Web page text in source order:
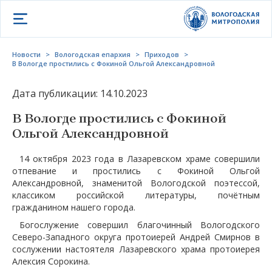
Открыть меню
Новости > Вологодская епархия > Приходов
>
В Вологде простились с Фокиной Ольгой Александровной
Дата публикации: 14.10.2023
В Вологде простились с Фокиной
Ольгой Александровной
14 октября 2023 года в Лазаревском храме совершили
отпевание и простились с Фокиной Ольгой
Александровной, знаменитой Вологодской поэтессой,
классиком российской литературы, почётным
гражданином нашего города.
Богослужение совершил благочинный Вологодского
Северо-Западного округа протоиерей Андрей Смирнов в
сослужении настоятеля Лазаревского храма протоиерея
Алексия Сорокина.